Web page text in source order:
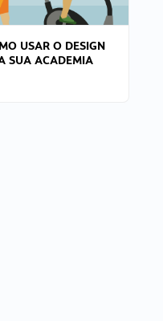
USAR O DESIGN
SUA ACADEMIA